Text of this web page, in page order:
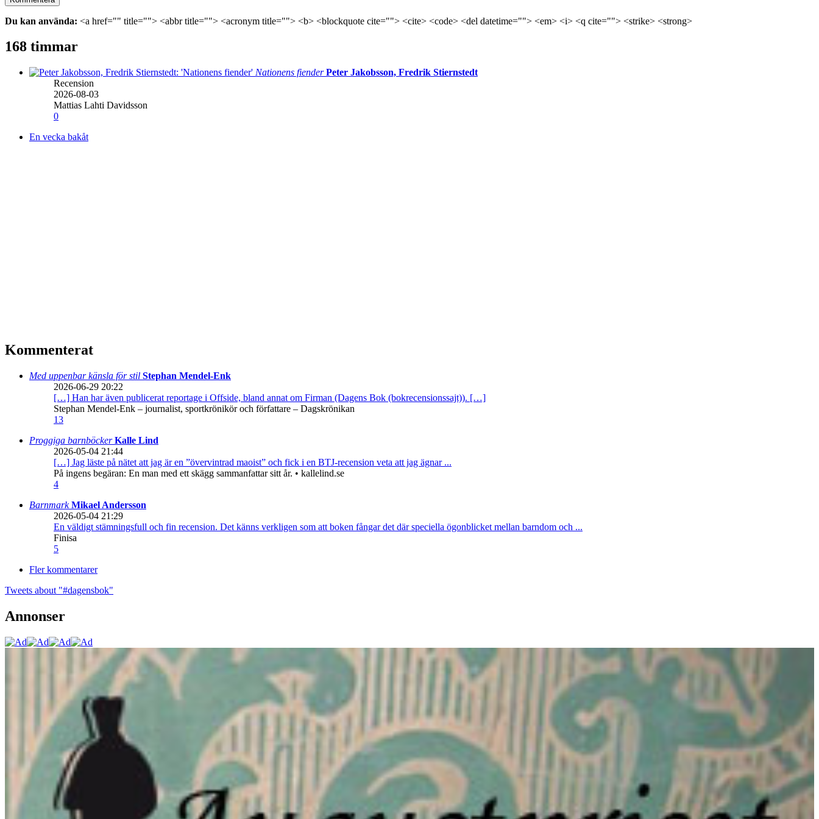
Du kan använda: <a href="" title=""> <abbr title=""> <acronym title=""> <b> <blockquote cite=""> <cite> <code> <del datetime=""> <em> <i> <q cite=""> <strike> <strong>
168 timmar
Nationens fiender Peter Jakobsson, Fredrik Stiernstedt
Recension
2026-08-03
Mattias Lahti Davidsson
0
En vecka bakåt
Kommenterat
Med uppenbar känsla för stil Stephan Mendel-Enk
2026-06-29 20:22
[…] Han har även publicerat reportage i Offside, bland annat om Firman (Dagens Bok (bokrecensionssajt)). […]
Stephan Mendel-Enk – journalist, sportkrönikör och författare – Dagskrönikan
13
Proggiga barnböckerKalle Lind
2026-05-04 21:44
[…] Jag läste på nätet att jag är en ”övervintrad maoist” och fick i en BTJ-recension veta att jag ägnar ...
På ingens begäran: En man med ett skägg sammanfattar sitt år. • kallelind.se
4
BarnmarkMikael Andersson
2026-05-04 21:29
En väldigt stämningsfull och fin recension. Det känns verkligen som att boken fångar det där speciella ögonblicket mellan barndom och ...
Finisa
5
Fler kommentarer
Tweets about "#dagensbok"
Annonser